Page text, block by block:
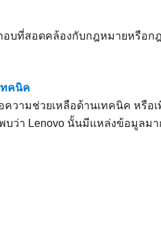
อบที่สอดคล้องกับกฎหมายหรือก
ทคนิค
วามช่วยเหลือด้านเทคนิค หรือเ
ว่า Lenovo นั้นมีแหล่งข้อมูลม